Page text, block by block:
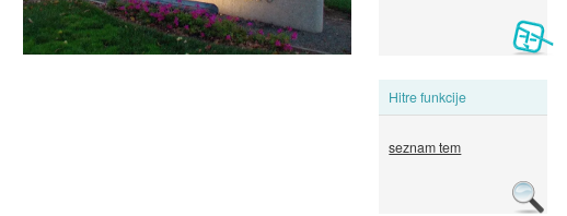
Hitre funkcije
seznam tem